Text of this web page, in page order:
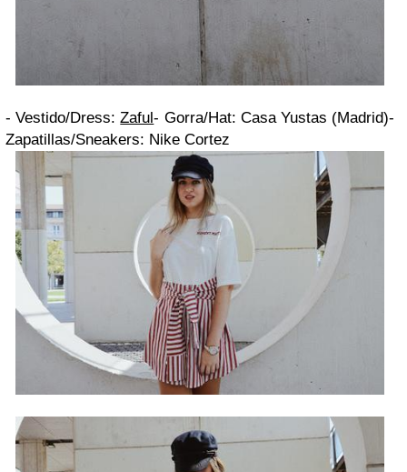
- Vestido/Dress:Zaful- Gorra/Hat: Casa Yustas (Madrid)-
Zapatillas/Sneakers: Nike Cortez